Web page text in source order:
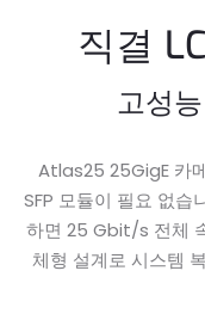
직결
고성
Atlas25 25GigE 카
SFP 모듈이 필요 없습
하면 25 Gbit/s 전체
체형 설계로 시스템